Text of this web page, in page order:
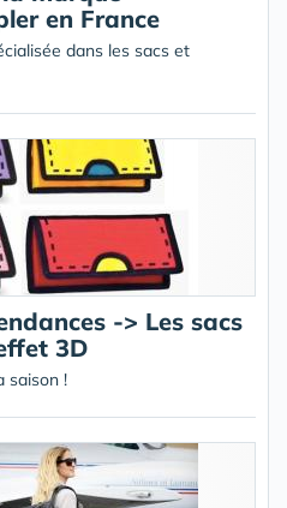
en France
dans les sacs et
-> Les sacs
3D
saison !